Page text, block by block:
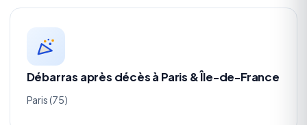
Débarras après décès à Paris & Île-de-France
Paris (75)